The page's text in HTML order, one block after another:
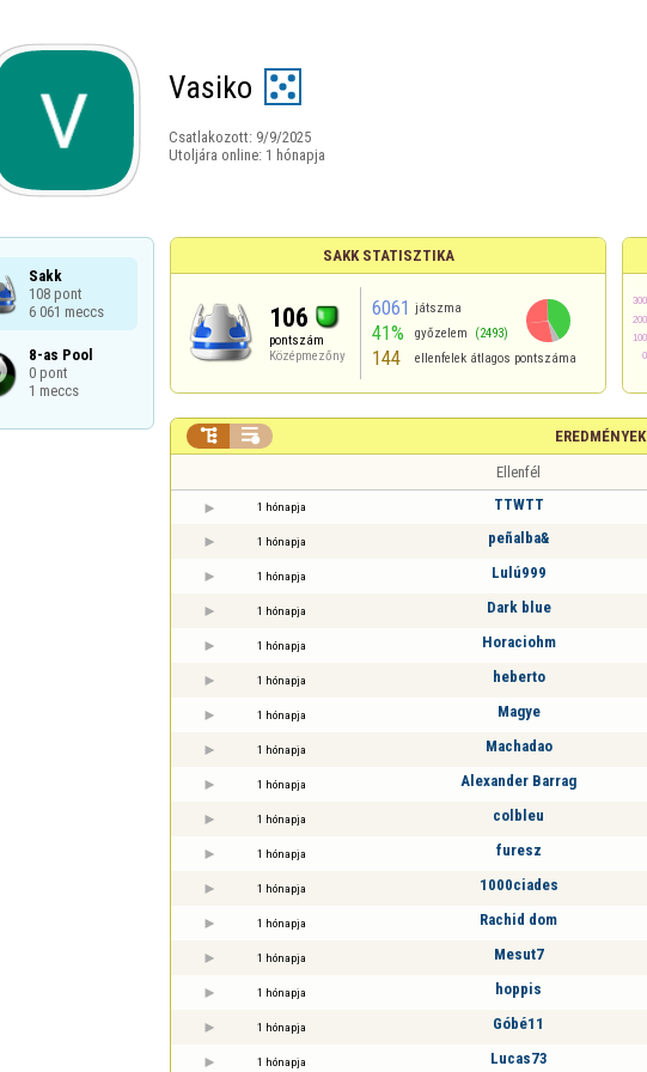
Vasiko
Csatlakozott: 9/9/2025
Utoljára online: 1 hónapja
Sakk
108 pont
6 061 meccs
8-as Pool
0 pont
1 meccs
SAKK STATISZTIKA
106
pontszám
Középmezőny
6061 játszma
41% győzelem (2493)
144 ellenfelek átlagos pontszáma
EREDMÉNYEK
 
Ellenfél
1 hónapja TTWTT
1 hónapja peñalba&
1 hónapja Lulú999
1 hónapja Dark blue
1 hónapja Horaciohm
1 hónapja heberto
1 hónapja Magye
1 hónapja Machadao
1 hónapja Alexander Barrag
1 hónapja colbleu
1 hónapja furesz
1 hónapja 1000ciades
1 hónapja Rachid dom
1 hónapja Mesut7
1 hónapja hoppis
1 hónapja Góbé11
1 hónapja Lucas73